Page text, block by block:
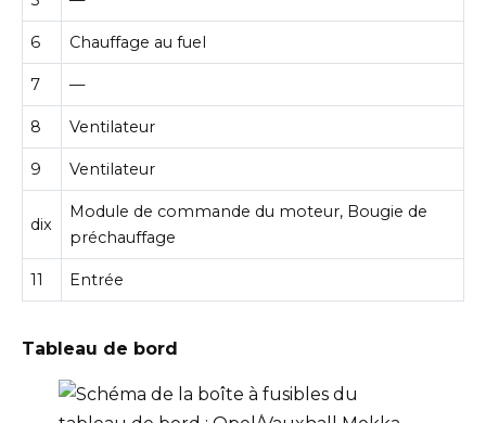
6 Chauffage au fuel
7 —
8 Ventilateur
9 Ventilateur
dix
Module de commande du moteur, Bougie de
préchauffage
11 Entrée
Tableau de bord